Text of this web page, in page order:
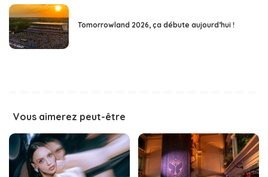
Tomorrowland 2026, ça débute aujourd’hui !
Vous aimerez peut-être